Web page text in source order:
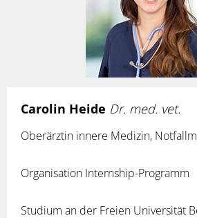
Carolin Heide Dr. med. vet.
Oberärztin innere Medizin,
Organisation Internship-Programm
Studium an der Freien Universität